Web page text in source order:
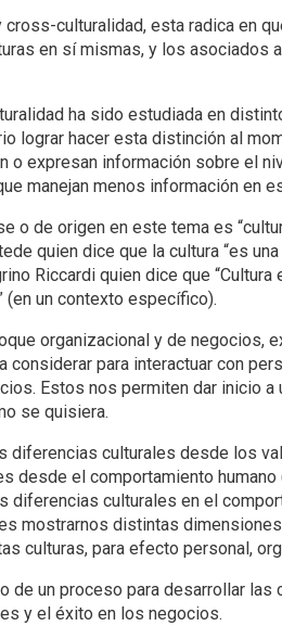
culturalidad, esta radica en
en sí mismas, y los asociados
ha sido estudiada en
lograr hacer esta distinción al
o expresan información sobre el
manejan menos información en
o de origen en este tema es
quien dice que la cultura “es
Riccardi quien dice que
(en un contexto específico).
organizacional y de negocios,
para interactuar con
Estos nos permiten dar inicio
se quisiera.
diferencias culturales desde los
desde el comportamiento
culturales en el
mostrarnos distintas
culturas, para efecto personal,
de un proceso para desarrollar
y el éxito en los negocios.